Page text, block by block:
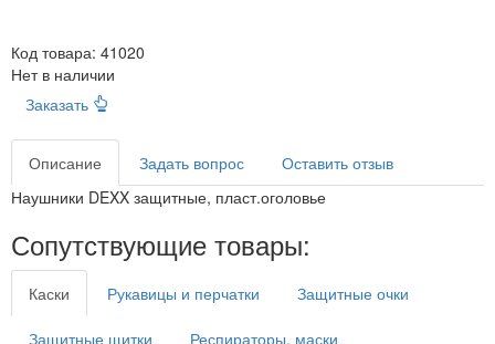
Код товара: 41020
Нет в наличии
Заказать
Описание Задать вопрос
Оставить отзыв
Наушники DEXX защитные, пласт.оголовье
Сопутствующие товары:
Каски Рукавицы и перчатки Защитные очки
Защитные щитки Респираторы, маски